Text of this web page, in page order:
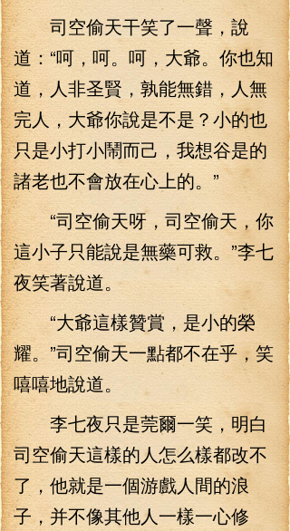
司空偷天干笑了一聲，說
道：“呵，呵。呵，大爺。你也知
道，人非圣賢，孰能無錯，人無
完人，大爺你說是不是？小的也
只是小打小鬧而己，我想谷是的
諸老也不會放在心上的。”
“司空偷天呀，司空偷天，你
這小子只能說是無藥可救。”李七
夜笑著說道。
“大爺這樣贊賞，是小的榮
耀。”司空偷天一點都不在乎，笑
嘻嘻地說道。
李七夜只是莞爾一笑，明白
司空偷天這樣的人怎么樣都改不
了，他就是一個游戲人間的浪
子，并不像其他人一樣一心修